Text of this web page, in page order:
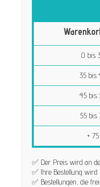
0 bis
35 bis
45 bis
55 bis
+
✅ Der Preis wird an
✅ Ihre Bestellung wird
✅ Bestellungen, die